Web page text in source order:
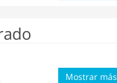
Mostrar más